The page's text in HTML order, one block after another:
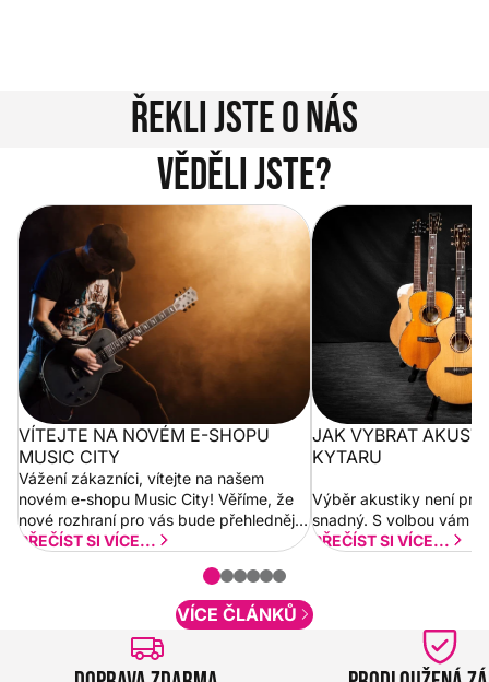
Řekli jste o nás
Věděli jste?
Vítejte na novém e-shopu Music
City
VÍTEJTE NA NOVÉM E-SHOPU
MUSIC CITY
Vážení zákazníci, vítejte na našem
novém e-shopu Music City! Věříme, že
nové rozhraní pro vás bude přehlednější
a rychlejší. Postupně budeme přidávat
PŘEČÍST SI VÍCE...
Jak vybrat
JAK VYBRAT
KYTARU
Výběr akustiky není pro
snadný. S volbou vám
PŘEČÍST SI VÍCE...
VÍCE ČLÁNKŮ